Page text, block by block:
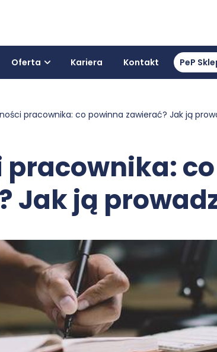
Oferta Kariera Kontakt PeP
pracownika: co powinna zawierać? Jak ją
pracownika:
Jak ją